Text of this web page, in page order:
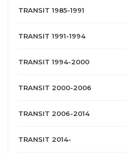
TRANSIT 1985-1991
TRANSIT 1991-1994
TRANSIT 1994-2000
TRANSIT 2000-2006
TRANSIT 2006-2014
TRANSIT 2014-